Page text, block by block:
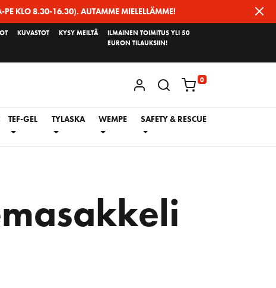
PE KLO 8.30-16.30). AUTAMME MIELELLÄMME!
KUVASTOT KYSY MEILTÄ
ILMAINEN TOIMITUS YLI 50
EURON TILAUKSIIN!
KIRJAUDU / REKISTERÖIDY
0
TEF-GEL TYLASKA WEMPE SAFETY & RESCUE